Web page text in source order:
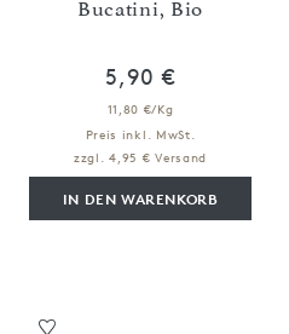
Bucatini, Bio
5,90 €
11,80 €/Kg
Preis inkl. MwSt.
zzgl. 4,95 € Versand
IN DEN WARENKORB